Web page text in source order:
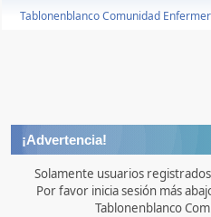
Tablonenblanco Comunidad
¡Advertencia!
Solamente usuarios
Por favor inicia sesión más
Tablonenblanco